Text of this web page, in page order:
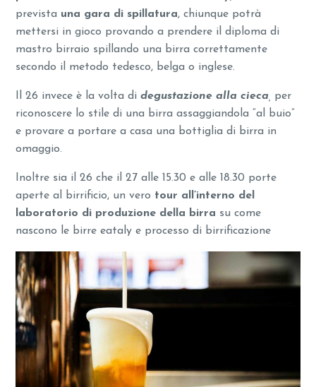
prevista una gara di spillatura, chiunque potrà
mettersi in gioco provando a prendere il diploma di
mastro birraio spillando una birra correttamente
secondo il metodo tedesco, belga o inglese.
Il 26 invece è la volta didegustazione alla cieca
per
riconoscere lo stile di una birra assaggiandola “al buio”
e provare a portare a casa una bottiglia di birra in
omaggio.
Inoltre sia il 26 che il 27 alle 15.30 e alle 18.30 porte
aperte al birrificio, un vero tour all’interno del
laboratorio di produzione della birra su come
nascono le birre eataly e processo di birrificazione